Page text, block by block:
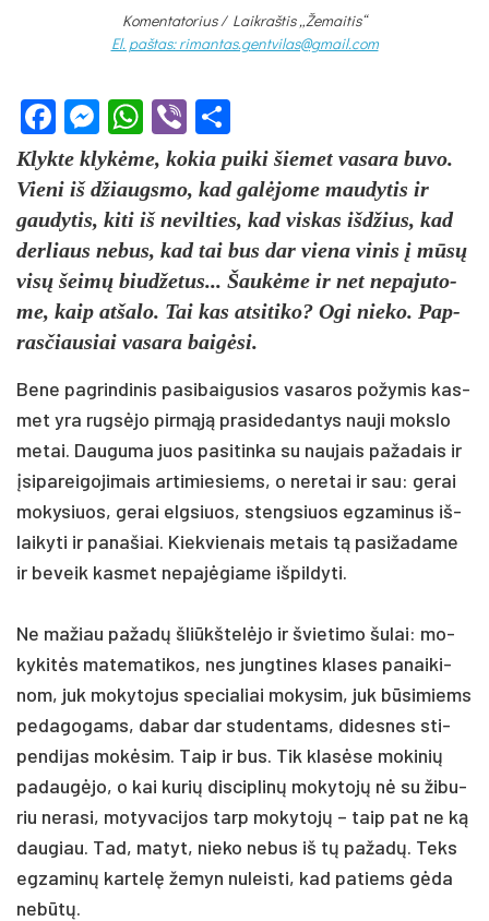
Komentatorius / Laikraštis „Žemaitis“
El. paštas: rimantas.gentvilas@gmail.com
Facebook
Messenger
WhatsApp
Viber
Klyk­te klykė­me, ko­kia pui­ki šie­met va­sa­ra bu­vo.
Vie­ni iš džiaugs­mo, kad galė­jo­me mau­dy­tis ir
gau­dy­tis, ki­ti iš ne­vil­ties, kad vis­kas išd­žius, kad
der­liaus ne­bus, kad tai bus dar vie­na vi­nis į mūsų
visų šeimų biud­že­tus... Šaukė­me ir net ne­pa­ju­to­
me, kaip at­ša­lo. Tai kas at­si­ti­ko? Ogi nie­ko. Pap­
ras­čiau­siai va­sa­ra baigė­si.
Be­ne pa­grin­di­nis pa­si­bai­gu­sios va­sa­ros po­žy­mis kas­
met yra rugsė­jo pirmąją pra­si­de­dan­tys nau­ji moks­lo
me­tai. Dau­gu­ma juos pa­si­tin­ka su nau­jais pa­ža­dais ir
įsi­pa­rei­go­ji­mais ar­ti­mie­siems, o ne­re­tai ir sau: ge­rai
mo­ky­siuos, ge­rai elg­siuos, steng­siuos eg­za­mi­nus iš­
lai­ky­ti ir pa­na­šiai. Kiek­vie­nais me­tais tą pa­si­ža­da­me
ir be­veik kasmet ne­pajė­gia­me iš­pil­dy­ti.
Ne ma­žiau pa­žadų šliūkš­telė­jo ir švie­ti­mo šu­lai: mo­
ky­kitės ma­te­ma­ti­kos, nes jung­ti­nes kla­ses pa­nai­ki­
nom, juk mo­ky­to­jus spe­cia­liai mo­ky­sim, juk būsi­miems
pe­da­go­gams, da­bar dar stu­den­tams, di­des­nes sti­
pen­di­jas mokė­sim. Taip ir bus. Tik klasė­se mo­ki­nių
pa­daugė­jo, o kai ku­rių dis­cip­linų mo­ky­tojų nė su ži­bu­
riu ne­ra­si, mo­ty­va­ci­jos tarp mo­ky­tojų – taip pat ne ką
dau­giau. Tad, ma­tyt, nie­ko ne­bus iš tų pa­žadų. Teks
eg­za­minų kar­telę že­myn nu­leis­ti, kad pa­tiems gėda
ne­būtų.